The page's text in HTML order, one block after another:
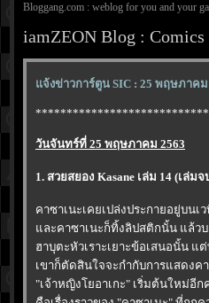
Bloggang.com : weblog for you and your
iamZEON Blog :
จ้งข่าวการ์ตูน SIC : 25 พฤษภาคม
วันจันทร์ที่ 25 พฤษภาคม 2563
1. สวยสยอง Kasane เล่ม 14 (เล่ม
คาซาเนะเคยเปล่งประกายอยู่บน
ละคาซาเนะก็ทิ้งลิปสติกนั้น แล้วบ
ฮาบุตะหัวเราะเยาะข้อเสนอนั้น
เขาก็ตัดสินใจจะกำกับการแสดงค
"เจ้าหญิงโยอาเกะ" เริ่มต้นใหม่อี